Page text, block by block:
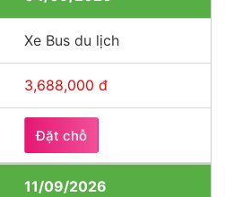
Xe Bus du lịch
3,688,000 đ
Đặt chỗ
11/09/2026